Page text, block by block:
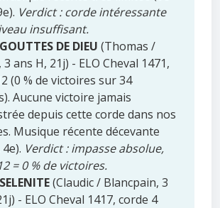
Verdict : corde intéressante
insuffisant.
DE DIEU (Thomas /
ans H, 21j) - ELO Cheval 1471,
(0 % de victoires sur 34
Aucune victoire jamais
depuis cette corde dans nos
Musique récente décevante
Verdict : impasse absolue,
= 0 % de victoires.
(Claudic / Blancpain, 3
- ELO Cheval 1417, corde 4